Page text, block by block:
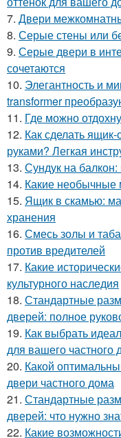
7. Двери
8. Серые стены или
9. Серые двери в
сочетаются
10. Элегантность и
transformer
11. Где можно
12. Как сделать
руками? Легкая
13. Сундук на
14. Какие необычные
15. Ящик в скамью:
хранения
16. Смесь золы и
против вредителей
17. Какие
культурного наследия
18. Стандартные
дверей: полное
19. Как выбрать
для вашего частного
20. Какой
двери частного дома
21. Стандартные
дверей: что нужно
22. Какие